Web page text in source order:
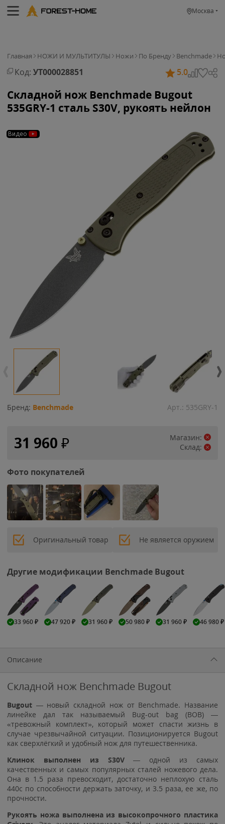
Москва
Главная НОЖИ И МУЛЬТИТУЛЫ Ножи По Бренду Benchmade
Код: УТ000028851 5.0
Складной нож Benchmade Bugout
535GRY-1 сталь S30V, рукоять нейлон
Видео
Бренд: Benchmade Арт.: 535GRY-1
31 960 ₽
Магазин:
Склад:
Фото покупателей
Оригинальный товар Не является оружием
Другие модификации Benchmade Bugout
33 960₽ 47 920₽ 31 960₽ 50 980₽ 31 960₽ 46 980₽
Описание
Складной нож Benchmade Bugout
Bugout — новый складной нож от Benchmade. Название
линейке дал так называемый Bug-out bag (BOB) —
«тревожный комплект», который может спасти жизнь в
случае чрезвычайной ситуации. Позиционируется Bugout
как сверхлёгкий и удобный нож для путешественника.
Клинок выполнен из S30V— одной из самых
качественных и самых популярных сталей ножевого дела.
Она в 1.5 раза превосходит, достаточно неплохую сталь
440с по способности держать заточку, и 3.5 раза, ее же, по
прочности.
Рукоять ножа выполнена из высокопрочного пластика